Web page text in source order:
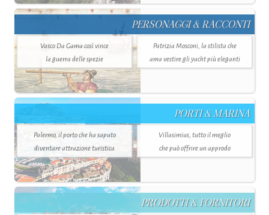
PERSONAGGI & RACCONTI
Vasco Da Gama così vince
la guerra delle spezie
Patrizia Mosconi, la stilista che
ama vestire gli yacht più eleganti
PORTI & MARINA
Palermo, il porto che ha saputo
diventare attrazione turistica
Villasimius, tutto il meglio
che può offrire un approdo
PRODOTTI & FORNITORI